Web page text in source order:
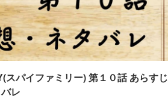
スパイファミリー) 第１０話 あらすじ
レ